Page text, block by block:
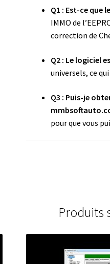
Q1 : Est-ce que
IMMO de
correction de
Q2 : Le logiciel
universels, ce
Q3 : Puis-je
pour que vous
Produits